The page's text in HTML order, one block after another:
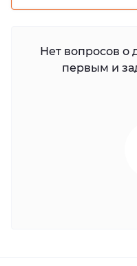
Нет вопросов о
первым и